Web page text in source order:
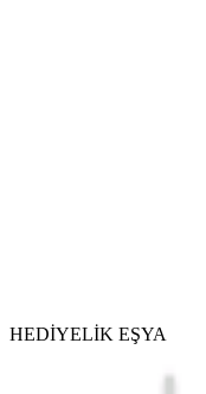
HEDİYELİK EŞYA